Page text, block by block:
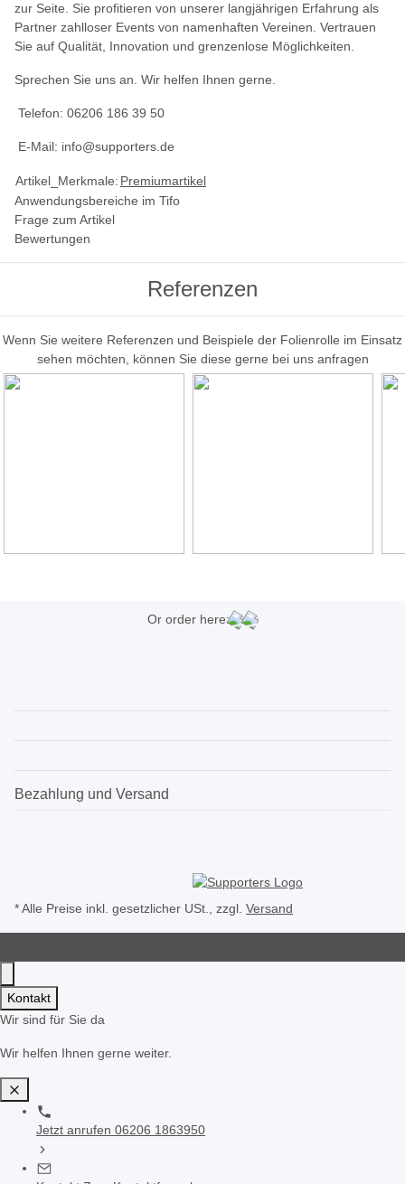
zur Seite. Sie profitieren von unserer langjährigen Erfahrung als
Partner zahlloser Events von namenhaften Vereinen. Vertrauen
Sie auf Qualität, Innovation und grenzenlose Möglichkeiten.
Sprechen Sie uns an. Wir helfen Ihnen gerne.
Telefon: 06206 186 39 50
E-Mail: info@supporters.de
Artikel_Merkmale: Premiumartikel
Anwendungsbereiche im Tifo
Frage zum Artikel
Bewertungen
Referenzen
Wenn Sie weitere Referenzen und Beispiele der Folienrolle im Einsatz
sehen möchten, können Sie diese gerne bei uns anfragen
Or order here:
Bezahlung und Versand
* Alle Preise inkl. gesetzlicher USt., zzgl. Versand
Kontakt
Wir sind für Sie da
Wir helfen Ihnen gerne weiter.
Jetzt anrufen 06206 1863950